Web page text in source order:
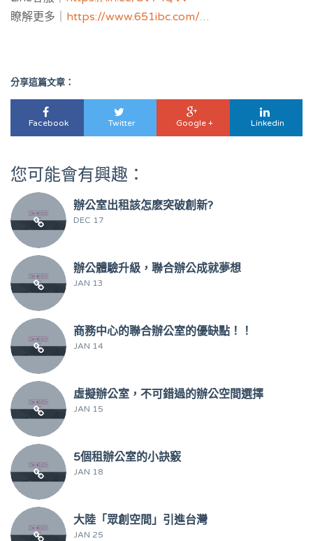
瞭解更多｜ https://www.651ibc.com/
分享這篇文章：
Facebook Twitter Google + Linkedin
您可能會有興趣：
辦公室出租該怎麽突破創新?
DEC 17
辦公體驗升級，聯合辦公成就夢想
JAN 13
商務中心的聯合辦公室的優缺點！！
JAN 14
虛擬辦公室，不可錯過的辦公空間選擇
JAN 15
5個租辦公室的小訣竅
JAN 18
大陸「眾創空間」引進台灣
JAN 25